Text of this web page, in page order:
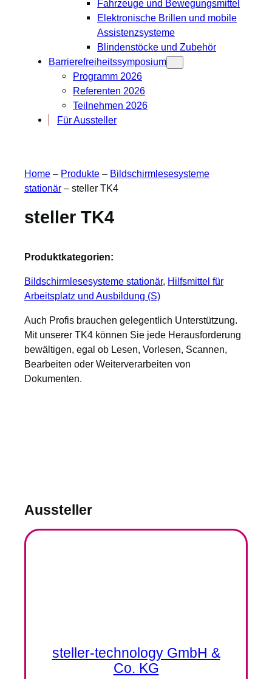
Fahrzeuge und Bewegungsmittel
Elektronische Brillen und mobile
Assistenzsysteme
Blindenstöcke und Zubehör
Barrierefreiheitssymposium
Programm 2026
Referenten 2026
Teilnehmen 2026
Für Aussteller
Home – Produkte – Bildschirmlesesysteme
stationär – steller TK4
steller TK4
Produktkategorien:
Bildschirmlesesysteme stationär, Hilfsmittel für
Arbeitsplatz und Ausbildung (S)
Auch Profis brauchen gelegentlich Unterstützung.
Mit unserer TK4 können Sie jede Herausforderung
bewältigen, egal ob Lesen, Vorlesen, Scannen,
Bearbeiten oder Weiterverarbeiten von
Dokumenten.
Aussteller
steller-technology GmbH &
Co. KG